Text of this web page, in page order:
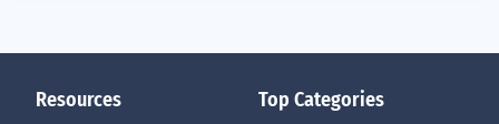
Resources Top Categories